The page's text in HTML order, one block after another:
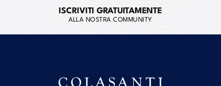
ISCRIVITI GRATUITAMENTE
ALLA NOSTRA COMMUNITY